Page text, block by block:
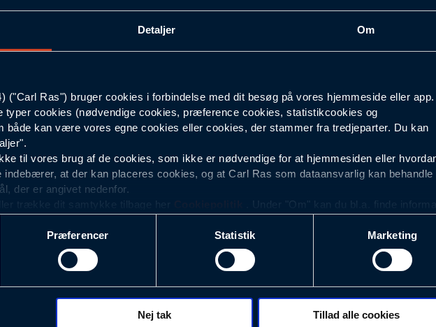
Detaljer Om
("Carl Ras") bruger cookies i forbindelse med dit besøg på vores hjemmeside eller app.
typer cookies (nødvendige cookies, præference cookies, statistikcookies og
både kan være vores egne cookies eller cookies, der stammer fra tredjeparter. Du kan
til vores brug af de cookies, som ikke er nødvendige for at hjemmesiden eller
indebærer, at der kan placeres cookies, og at Carl Ras som dataansvarlig kan behandle
der er angivet nedenfor.
trække dit samtykke tilbage her
. Under "Om" kan du bl.a. finde
med det formål at optimere design, brugervenlighed og effektiviteten af vores
analyser af, hvilke oplysninger der er mest populære, og som derfor skal være nemme
hvad der klikkes på, sider/indhold der besøges, browsertype, søgeord, IP-adresse,
(computer, smartphone mv.) samt de features, der anvendes.
Præferencer Statistik Marketing
Nej tak Tillad alle cookies
C Tap
Til C-klemmer